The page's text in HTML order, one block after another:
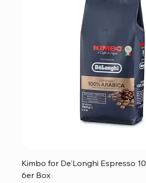
Kimbo for De'Longhi Espresso
6er Box